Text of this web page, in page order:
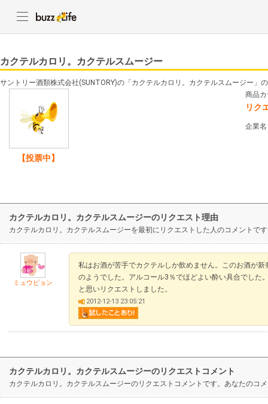
カクテルカロリ。カクテルスムージー
サントリー酒類株式会社(SUNTORY)の「カクテルカロリ。カクテルスムージー」
【投票中】
商品
リク
企業
カクテルカロリ。カクテルスムージーのリクエスト理由
カクテルカロリ。カクテルスムージーを最初にリクエストした人のコメントで
ミュウピョン
私はお酒が苦手でカクテルしか飲めません。このお酒が
のようでした。アルコール3％でほどよい酔い具合でした
と思いリクエストしました。
2012-12-13 23:05:21
カクテルカロリ。カクテルスムージーのリクエストコメント
カクテルカロリ。カクテルスムージーのリクエストコメントです。あなたのコ